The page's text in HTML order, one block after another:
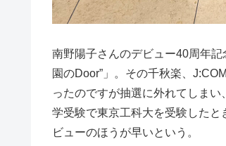
南野陽子さんのデビュー40周年
園のDoor”」。その千秋楽、
ったのですが抽選に外れてしま
学受験で東京工科大を受験した
ビューのほうが早いという。